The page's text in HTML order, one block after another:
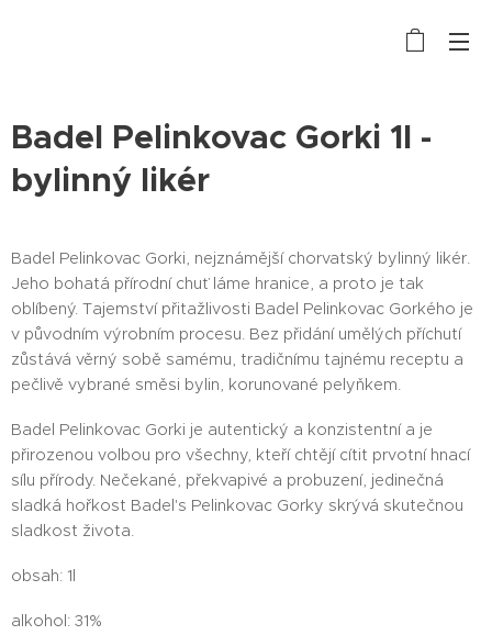
Badel Pelinkovac Gorki 1l -
bylinný likér
Badel Pelinkovac Gorki, nejznámější chorvatský bylinný likér.
Jeho bohatá přírodní chuť láme hranice, a proto je tak
oblíbený. Tajemství přitažlivosti Badel Pelinkovac Gorkého je
v původním výrobním procesu. Bez přidání umělých příchutí
zůstává věrný sobě samému, tradičnímu tajnému receptu a
pečlivě vybrané směsi bylin, korunované pelyňkem.
Badel Pelinkovac Gorki je autentický a konzistentní a je
přirozenou volbou pro všechny, kteří chtějí cítit prvotní hnací
sílu přírody. Nečekané, překvapivé a probuzení, jedinečná
sladká hořkost Badel's Pelinkovac Gorky skrývá skutečnou
sladkost života.
obsah: 1l
alkohol: 31%